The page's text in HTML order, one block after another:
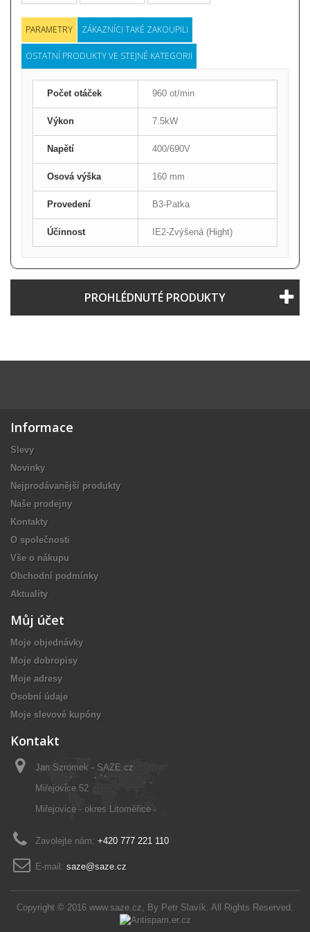
PARAMETRY ZÁKAZNÍCI TAKÉ ZAKOUPILI
OSTATNÍ PRODUKTY VE STEJNÉ KATEGORII
Počet otáček 960 ot/min
Výkon 7.5kW
Napětí 400/690V
Osová výška 160 mm
Provedení B3-Patka
Účinnost IE2-Zvýšená (Hight)
PROHLÉDNUTÉ PRODUKTY
Informace
Slevy
Novinky
Nejprodávanější produkty
Naše prodejny
Kontakty
O společnosti
Vše o nákupu
Obchodní podmínky
Aktuality
Copyright © 2016 www.saze.cz, By Petr Slavík. All Rights Reserved.
Můj účet
Moje objednávky
Moje dobropisy
Moje adresy
Osobní údaje
Moje slevové kupóny
Kontakt
Jan Szromek - SAZE.cz
Miřejovice 52
Miřejovice - okres Litoměřice
Zavolejte nám: +420 777 221 110
E-mail: saze@saze.cz